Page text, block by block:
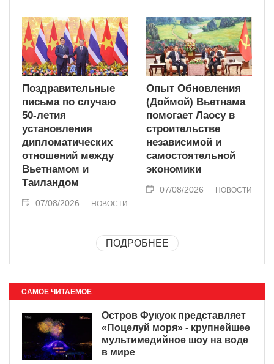
Поздравительные
письма по случаю
50-летия
установления
дипломатических
отношений между
Вьетнамом и
Таиландом
07/08/2026 НОВОСТИ
Опыт Обновления
(Доймой) Вьетнама
помогает Лаосу в
строительстве
независимой и
самостоятельной
экономики
07/08/2026 НОВОСТИ
ПОДРОБНЕЕ
САМОЕ ЧИТАЕМОЕ
Остров Фукуок представляет
«Поцелуй моря» - крупнейшее
мультимедийное шоу на воде
в мире